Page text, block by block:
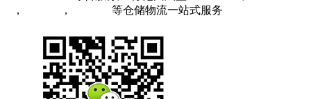
, , 等仓储物流一站式服务